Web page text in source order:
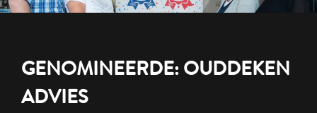
Uitslag 2026
GENOMINEERDE: OUDDEKEN
ADVIES